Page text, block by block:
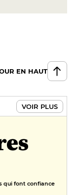
EN HAUT
VOIR PLUS
qui font confiance